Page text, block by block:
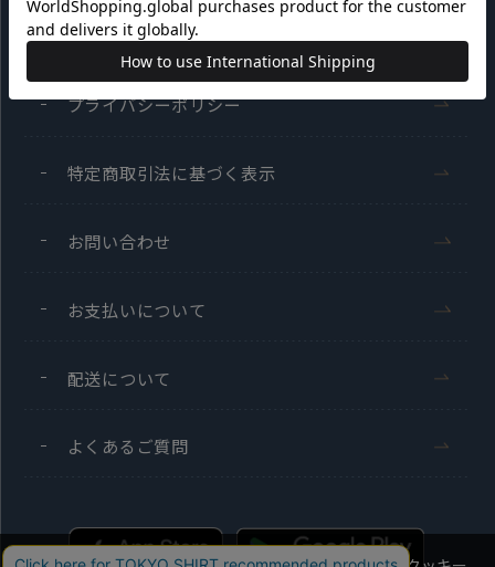
会員利用規約
プライバシーポリシー
特定商取引法に基づく表示
お問い合わせ
お支払いについて
配送について
よくあるご質問